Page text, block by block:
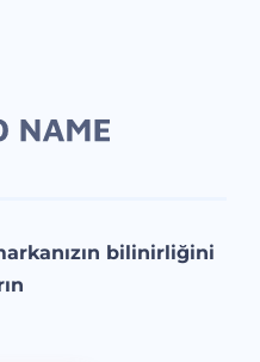
bilinirliğini